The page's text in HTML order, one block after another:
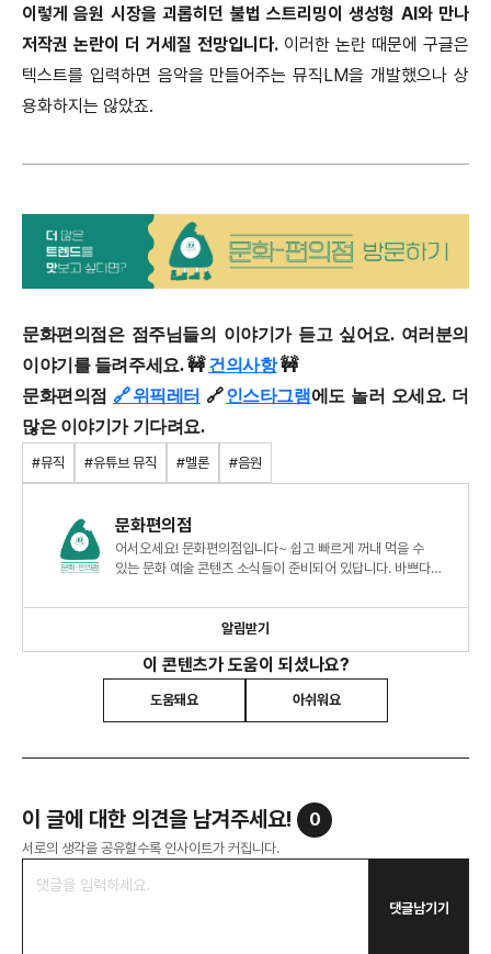
이렇게 음원 시장을 괴롭히던 불법 스트리밍이 생성형 AI와 만나
저작권 논란이 더 거세질 전망입니다. 이러한 논란 때문에 구글은
텍스트를 입력하면 음악을 만들어주는 뮤직LM을 개발했으나 상
용화하지는 않았죠.
문화편의점은 점주님들의 이야기가 듣고 싶어요. 여러분의
이야기를 들려주세요. 🚧건의사항🚧
문화편의점 🔗위픽레터 🔗인스타그램에도 놀러 오세요. 더
많은 이야기가 기다려요.
#뮤직 #유튜브 뮤직 #멜론 #음원
문화편의점
어서오세요! 문화편의점입니다~ 쉽고 빠르게 꺼내 먹을 수
있는 문화 예술 콘텐츠 소식들이 준비되어 있답니다. 바쁘다고
알림받기
이 콘텐츠가 도움이 되셨나요?
도움돼요 아쉬워요
이 글에 대한 의견을 남겨주세요! 0
서로의 생각을 공유할수록 인사이트가 커집니다.
댓글남기기